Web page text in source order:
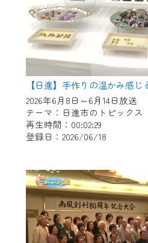
2026年6月8日～6月14日放送
テーマ：日進市のトピックス
再生時間：00:02:29
登録日：2026/06/18